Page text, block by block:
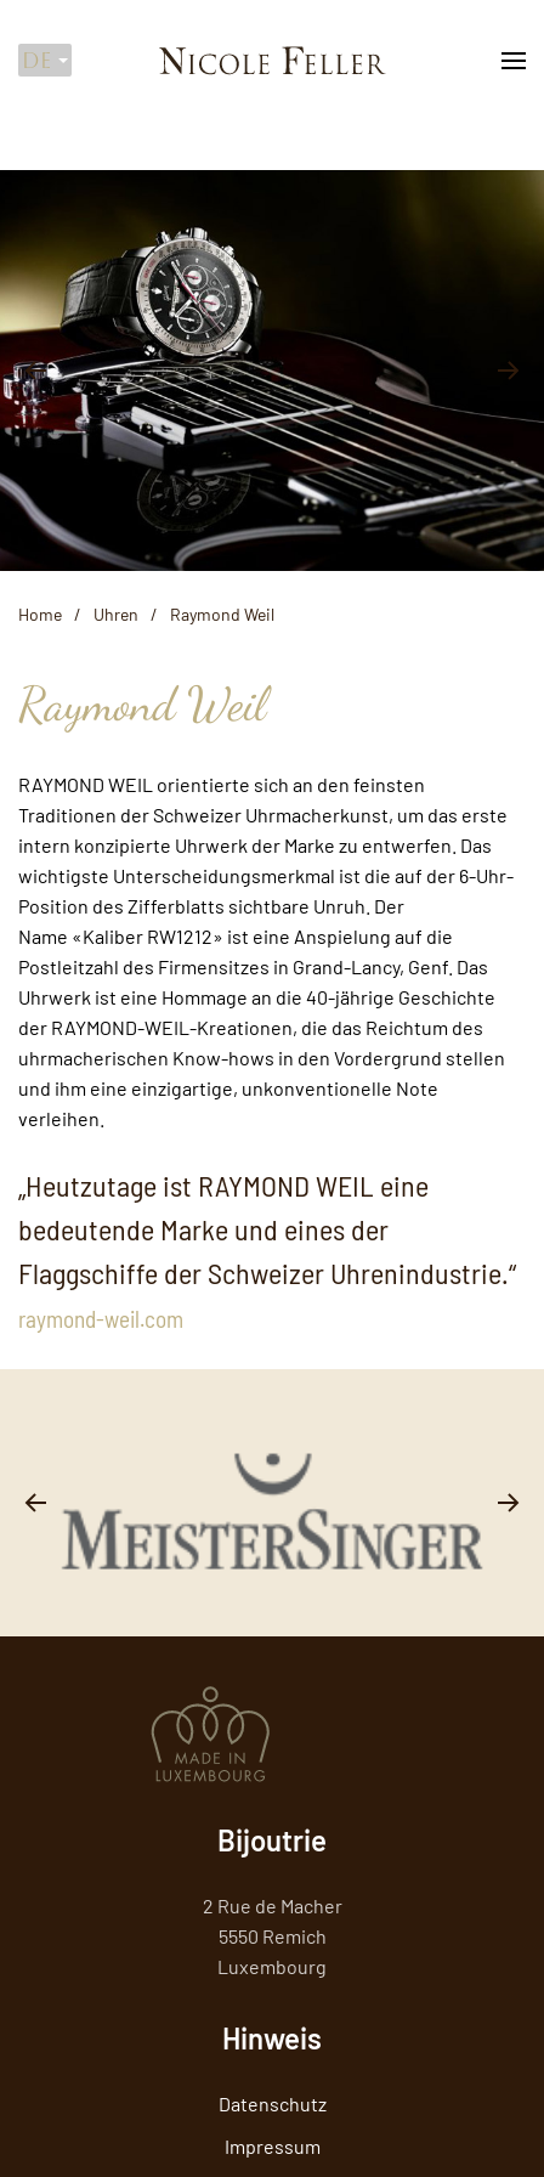
Zum Hauptinhalt springen
DE
Home Uhren Raymond Weil
Raymond Weil
RAYMOND WEIL orientierte sich an den feinsten
Traditionen der Schweizer Uhrmacherkunst, um das erste
intern konzipierte Uhrwerk der Marke zu entwerfen. Das
wichtigste Unterscheidungsmerkmal ist die auf der 6-Uhr-
Position des Zifferblatts sichtbare Unruh. Der
Name «Kaliber RW1212» ist eine Anspielung auf die
Postleitzahl des Firmensitzes in Grand-Lancy, Genf. Das
Uhrwerk ist eine Hommage an die 40-jährige Geschichte
der RAYMOND-WEIL-Kreationen, die das Reichtum des
uhrmacherischen Know-hows in den Vordergrund stellen
und ihm eine einzigartige, unkonventionelle Note
verleihen.
„Heutzutage ist RAYMOND WEIL eine
bedeutende Marke und eines der
Flaggschiffe der Schweizer Uhrenindustrie.“
raymond-weil.com
Hinweis
Datenschutz
Impressum
Bijoutrie
2 Rue de Macher
5550 Remich
Luxembourg